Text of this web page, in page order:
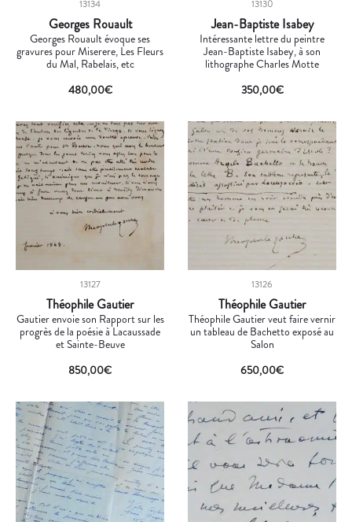
13134
Georges Rouault
Georges Rouault évoque ses
gravures pour Miserere, Les Fleurs
du Mal, Rabelais, etc
480,00€
13130
Jean-Baptiste Isabey
Intéressante lettre du peintre
Jean-Baptiste Isabey, à son
lithographe Charles Motte
350,00€
13127
Théophile Gautier
Gautier envoie son Rapport sur les
progrès de la poésie à Lacaussade
et Sainte-Beuve
850,00€
13126
Théophile Gautier
Théophile Gautier veut faire vernir
un tableau de Bachetto exposé au
Salon
650,00€